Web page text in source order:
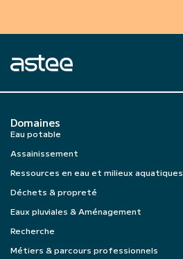
Domaines
Eau potable
Assainissement
Ressources en eau et milieux aquatiques
Déchets & propreté
Eaux pluviales & Aménagement
Recherche
Métiers & parcours professionnels